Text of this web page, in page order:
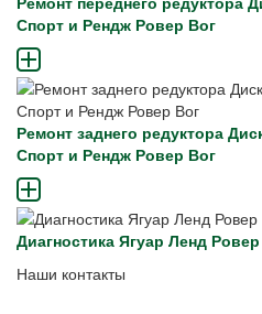
Спорт и Рендж Ровер Вог
Ремонт заднего редуктора
Спорт и Рендж Ровер Вог
Диагностика Ягуар Ленд Ровер
Наши контакты